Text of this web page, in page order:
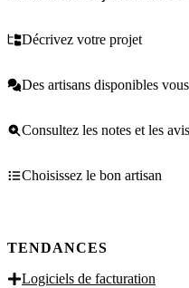
Décrivez votre projet
Des artisans disponibles
Consultez les notes et les avis
Choisissez le bon artisan
TENDANCES
Logiciels de facturation